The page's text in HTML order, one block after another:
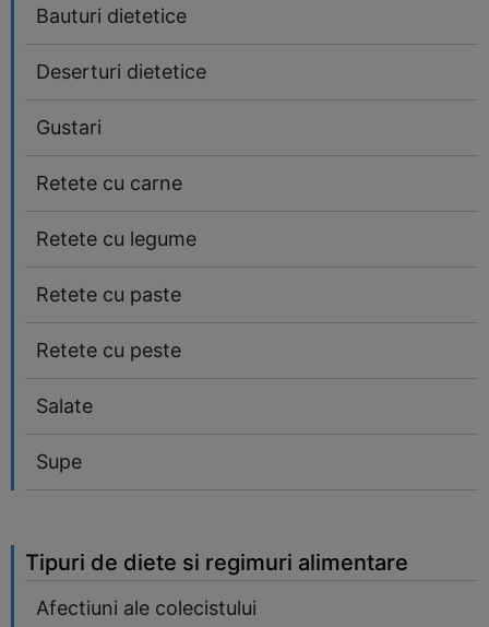
Bauturi dietetice
Deserturi dietetice
Gustari
Retete cu carne
Retete cu legume
Retete cu paste
Retete cu peste
Salate
Supe
Tipuri de diete si regimuri alimentare
Afectiuni ale colecistului